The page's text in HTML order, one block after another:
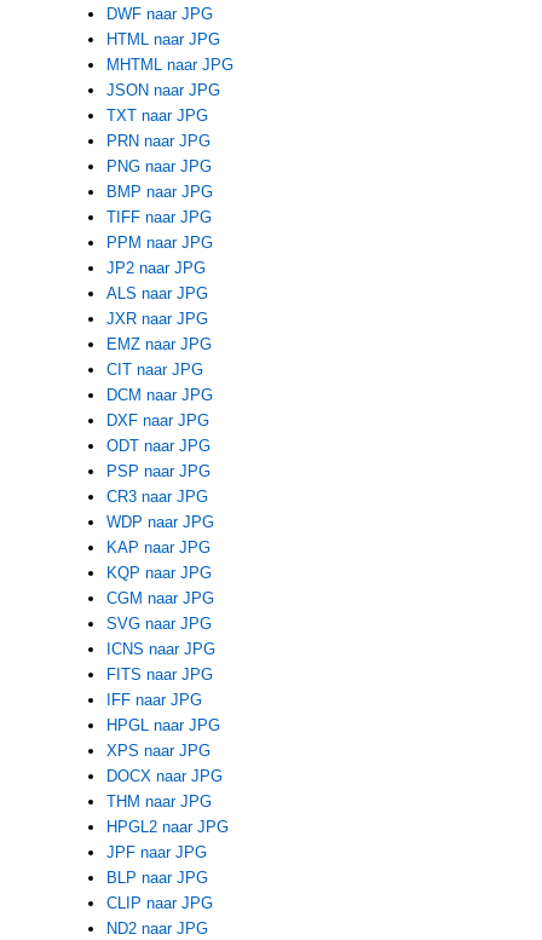
DWF naar JPG
HTML naar JPG
MHTML naar JPG
JSON naar JPG
TXT naar JPG
PRN naar JPG
PNG naar JPG
BMP naar JPG
TIFF naar JPG
PPM naar JPG
JP2 naar JPG
ALS naar JPG
JXR naar JPG
EMZ naar JPG
CIT naar JPG
DCM naar JPG
DXF naar JPG
ODT naar JPG
PSP naar JPG
CR3 naar JPG
WDP naar JPG
KAP naar JPG
KQP naar JPG
CGM naar JPG
SVG naar JPG
ICNS naar JPG
FITS naar JPG
IFF naar JPG
HPGL naar JPG
XPS naar JPG
DOCX naar JPG
THM naar JPG
HPGL2 naar JPG
JPF naar JPG
BLP naar JPG
CLIP naar JPG
ND2 naar JPG